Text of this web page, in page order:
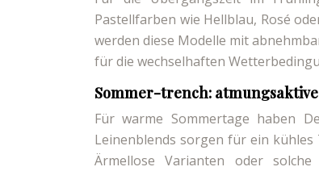
Pastellfarben wie Hellblau, Rosé
werden diese Modelle mit
für die wechselhaften
Sommer-trench:
Für warme Sommertage haben
Leinenblends sorgen für ein
Ärmellose Varianten oder